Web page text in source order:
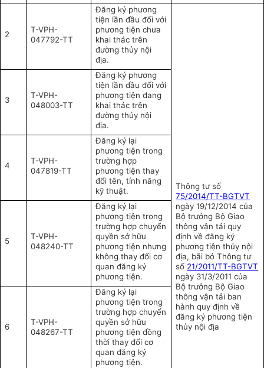
2
T-VPH-
047792-TT
Đăng ký phương
tiện lần đầu đối với
phương tiện chưa
khai thác trên
đường thủy nội
địa.
Thông tư số
75/2014/TT-BGTVT
ngày 19/12/2014 của
Bộ trưởng Bộ Giao
thông vận tải quy
định về đăng ký
phương tiện thủy nội
địa, bãi bỏ Thông tư
số 21/2011/TT-BGTVT
ngày 31/3/2011 của
Bộ trưởng Bộ Giao
thông vận tải ban
hành quy định về
đăng ký phương tiện
thủy nội địa
3
T-VPH-
048003-TT
Đăng ký phương
tiện lần đầu đối với
phương tiện đang
khai thác trên
đường thủy nội
địa.
4
T-VPH-
047819-TT
Đăng ký lại
phương tiện trong
trường hợp
phương tiện thay
đổi tên, tính năng
kỹ thuật.
5
T-VPH-
048240-TT
Đăng ký lại
phương tiện trong
trường hợp chuyển
quyền sở hữu
phương tiện nhưng
không thay đổi cơ
quan đăng ký
phương tiện.
6
T-VPH-
048267-TT
Đăng ký lại
phương tiện trong
trường hợp chuyển
quyền sở hữu
phương tiện đồng
thời thay đổi cơ
quan đăng ký
phương tiện.